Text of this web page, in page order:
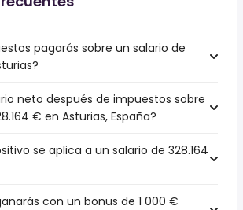
pagarás sobre un salario de
neto después de impuestos sobre
€ en Asturias, España?
se aplica a un salario de 328.164
con un bonus de 1 000 €